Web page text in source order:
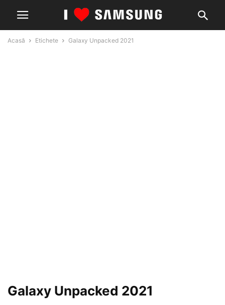
Acasă Etichete Galaxy Unpacked 2021
Galaxy Unpacked 2021